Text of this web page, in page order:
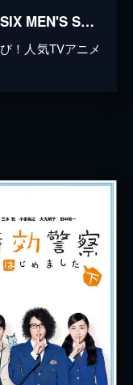
舞台「おそ松さん on STAGE ～SIX MEN'S SHOW TIME 2～」
！人気TVアニメ